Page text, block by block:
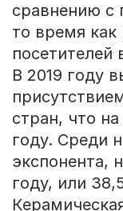
сравнению с
то время как
В 2019 году
стран, что
году. Среди
экспонента,
году, или